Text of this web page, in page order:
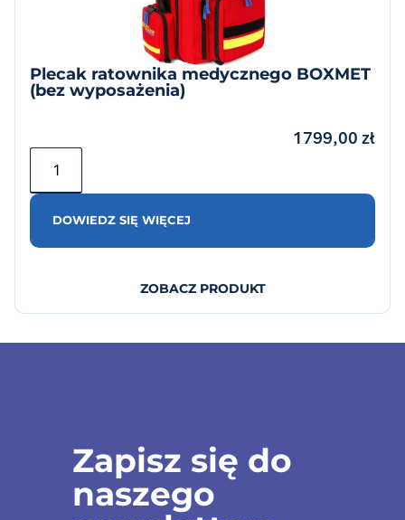
Plecak ratownika medycznego BOXMET
(bez wyposażenia)
1799,00 zł
DOWIEDZ SIĘ WIĘCEJ
ZOBACZ PRODUKT
Zapisz się do
naszego